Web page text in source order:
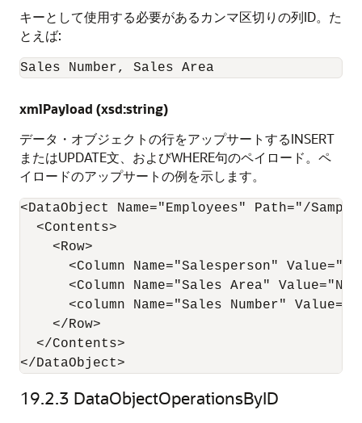
キーとして使用する必要があるカンマ区切りの列ID。た
とえば:
Sales Number, Sales Area
xmlPayload (xsd:string)
データ・オブジェクトの行をアップサートするINSERT
またはUPDATE文、およびWHERE句のペイロード。ペ
イロードのアップサートの例を示します。
<DataObject Name="Employees" Path="/
<Contents>
<Row>
<Column Name="Salesperson"
<Column Name="Sales Area"
<column Name="Sales Number"
</Row>
</Contents>
</DataObject>
19.2.3 DataObjectOperationsByID